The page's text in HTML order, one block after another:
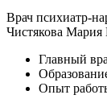
Врач психиатр-
Чистякова Мария
Главный
Опыт